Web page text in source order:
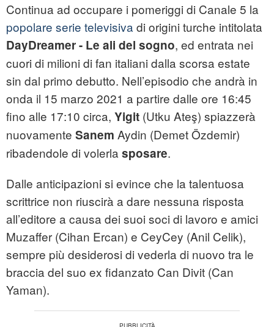
Continua ad occupare i pomeriggi di Canale 5 la
popolare serie televisiva di origini turche intitolata
DayDreamer - Le ali del sogno, ed entrata nei
cuori di milioni di fan italiani dalla scorsa estate
sin dal primo debutto. Nell’episodio che andrà in
onda il 15 marzo 2021 a partire dalle ore 16:45
fino alle 17:10 circa, Yigit (Utku Ateş) spiazzerà
nuovamente Sanem Aydin (Demet Özdemir)
ribadendole di volerla sposare.
Dalle anticipazioni si evince che la talentuosa
scrittrice non riuscirà a dare nessuna risposta
all’editore a causa dei suoi soci di lavoro e amici
Muzaffer (Cihan Ercan) e CeyCey (Anil Celik),
sempre più desiderosi di vederla di nuovo tra le
braccia del suo ex fidanzato Can Divit (Can
Yaman).